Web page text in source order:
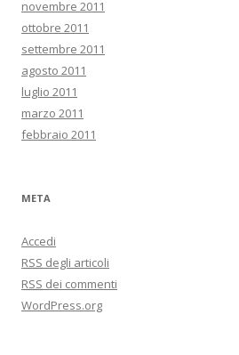
novembre 2011
ottobre 2011
settembre 2011
agosto 2011
luglio 2011
marzo 2011
febbraio 2011
META
Accedi
RSS degli articoli
RSS dei commenti
WordPress.org